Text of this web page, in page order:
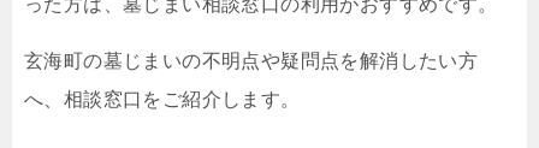
った方は、墓じまい相談窓口の利用がおすすめです。
玄海町の墓じまいの不明点や疑問点を解消したい方
へ、相談窓口をご紹介します。